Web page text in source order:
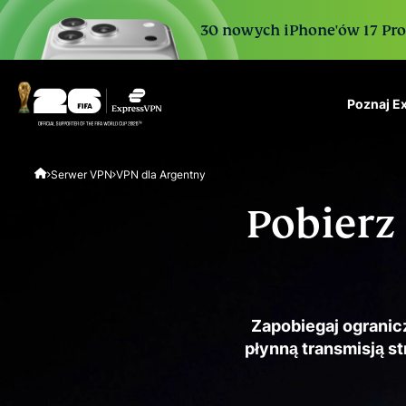
30 nowych iPhone'ów 17
Poznaj
scale.
Serwer VPN VPN dla Argentny
Zapobiegaj
płynną transmisją